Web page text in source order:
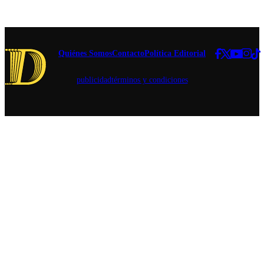
organización
criminal en
contra de la
democracia
Quiénes SomosContactoPolítica Editorial
publicidadtérminos y condiciones